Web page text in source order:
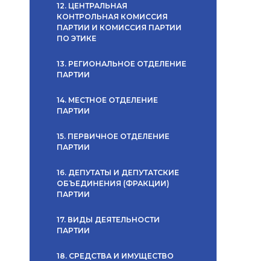
12. ЦЕНТРАЛЬНАЯ
КОНТРОЛЬНАЯ КОМИССИЯ
ПАРТИИ И КОМИССИЯ ПАРТИИ
ПО ЭТИКЕ
13. РЕГИОНАЛЬНОЕ ОТДЕЛЕНИЕ
ПАРТИИ
14. МЕСТНОЕ ОТДЕЛЕНИЕ
ПАРТИИ
15. ПЕРВИЧНОЕ ОТДЕЛЕНИЕ
ПАРТИИ
16. ДЕПУТАТЫ И ДЕПУТАТСКИЕ
ОБЪЕДИНЕНИЯ (ФРАКЦИИ)
ПАРТИИ
17. ВИДЫ ДЕЯТЕЛЬНОСТИ
ПАРТИИ
18. СРЕДСТВА И ИМУЩЕСТВО